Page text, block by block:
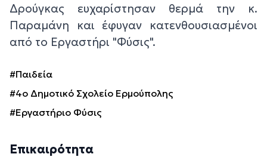
Δρούγκας ευχαρίστησαν θερμά την κ.
Παραμάνη και έφυγαν κατενθουσιασμένοι
από το Εργαστήρι "Φύσις".
#Παιδεία
#4ο Δημοτικό Σχολείο Ερμούπολης
#Εργαστήριο Φύσις
Επικαιρότητα